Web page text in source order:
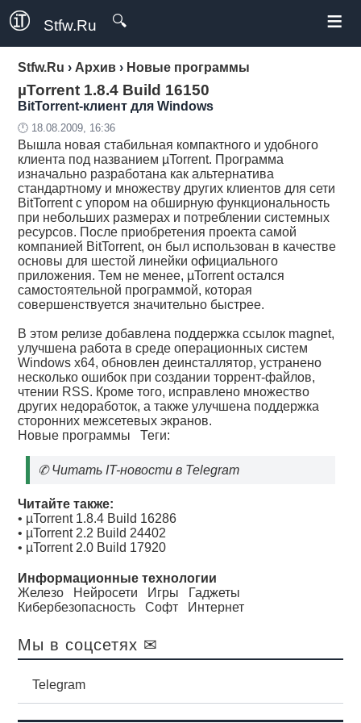
Stfw.Ru 🔍 ≡
Stfw.Ru › Архив › Новые программы
µTorrent 1.8.4 Build 16150
BitTorrent-клиент для Windows
🕛 18.08.2009, 16:36
Вышла новая стабильная компактного и удобного
клиента под названием µTorrent. Программа
изначально разработана как альтернатива
стандартному и множеству других клиентов для сети
BitTorrent с упором на обширную функциональность
при небольших размерах и потреблении системных
ресурсов. После приобретения проекта самой
компанией BitTorrent, он был использован в качестве
основы для шестой линейки официального
приложения. Тем не менее, µTorrent остался
самостоятельной программой, которая
совершенствуется значительно быстрее.
В этом релизе добавлена поддержка ссылок magnet,
улучшена работа в среде операционных систем
Windows x64, обновлен деинсталлятор, устранено
несколько ошибок при создании торрент-файлов,
чтении RSS. Кроме того, исправлено множество
других недоработок, а также улучшена поддержка
сторонних межсетевых экранов.
Новые программы Теги:
✆Читать IT-новости в Telegram
Читайте также:
• µTorrent 1.8.4 Build 16286
• µTorrent 2.2 Build 24402
• µTorrent 2.0 Build 17920
Информационные технологии
Железо
Нейросети Игры
Гаджеты
Кибербезопасность
Софт Интернет
Мы в соцсетях ✉
Telegram